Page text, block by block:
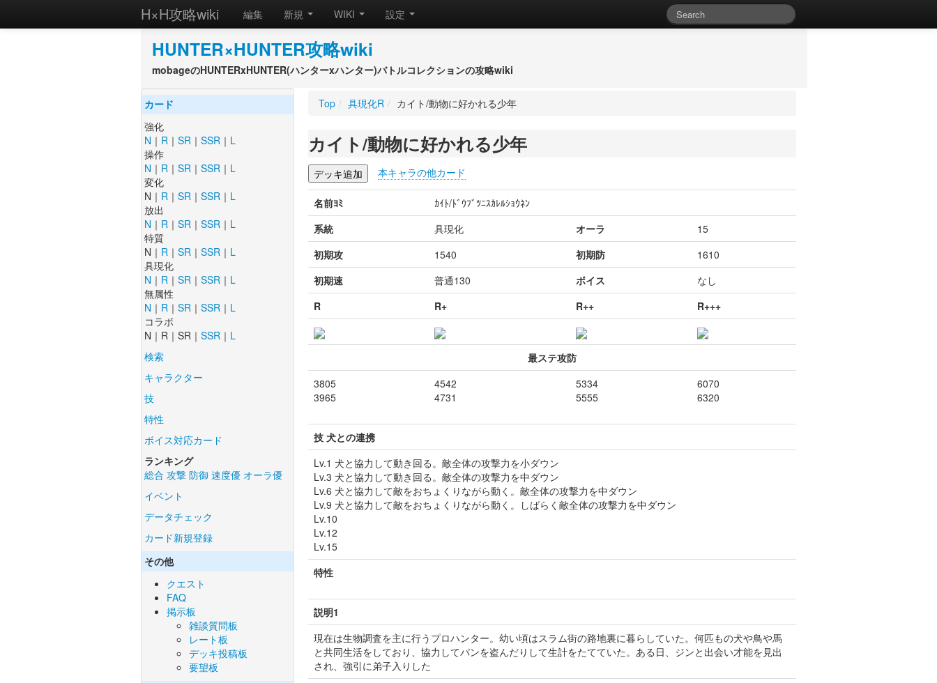
H×H攻略wiki 編集 新規 WIKI 設定
HUNTER×HUNTER攻略wiki
mobageのHUNTERxHUNTER(ハンターxハンター)バトルコレクションの攻略wiki
カード
強化
N ｜ R ｜ SR ｜ SSR ｜ L
操作
N ｜ R ｜ SR ｜ SSR ｜ L
変化
N｜ R ｜ SR ｜ SSR ｜ L
放出
N ｜ R ｜ SR ｜ SSR ｜ L
特質
N｜ R ｜ SR ｜ SSR ｜ L
具現化
N ｜ R ｜ SR ｜ SSR ｜ L
無属性
N ｜ R ｜ SR ｜ SSR ｜ L
コラボ
N｜R｜SR｜ SSR ｜ L
検索
キャラクター
技
特性
ボイス対応カード
ランキング
総合 攻撃 防御 速度優 オーラ優
イベント
データチェック
カード新規登録
その他
クエスト
FAQ
掲示板
雑談質問板
レート板
デッキ投稿板
要望板
Top / 具現化R / カイト/動物に好かれる少年
カイト/動物に好かれる少年
本キャラの他カード
名前ﾖﾐ
ｶｲﾄ/ﾄﾞｳﾌﾞﾂﾆｽｶﾚﾙｼｮｳﾈﾝ
系統
具現化 オーラ
15
初期攻
1540 初期防
1610
初期速
普通130 ボイス
なし
R
R+ R++ R+++
最ステ攻防
3805
3965
4542
4731
5334
5555
6070
6320
技 犬との連携
Lv.1 犬と協力して動き回る。敵全体の攻撃力を小ダウン
Lv.3 犬と協力して動き回る。敵全体の攻撃力を中ダウン
Lv.6 犬と協力して敵をおちょくりながら動く。敵全体の攻撃力を中ダウン
Lv.9 犬と協力して敵をおちょくりながら動く。しばらく敵全体の攻撃力を中ダウン
Lv.10
Lv.12
Lv.15
特性
説明1
現在は生物調査を主に行うプロハンター。幼い頃はスラム街の路地裏に暮らしていた。何匹もの犬や鳥や馬
と共同生活をしており、協力してパンを盗んだりして生計をたてていた。ある日、ジンと出会い才能を見出
され、強引に弟子入りした